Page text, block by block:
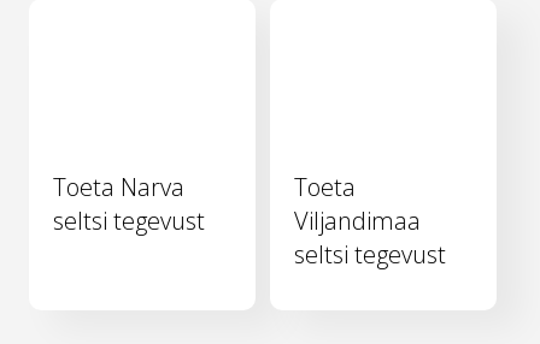
Toeta Narva
seltsi tegevust
Toeta
Viljandimaa
seltsi tegevust